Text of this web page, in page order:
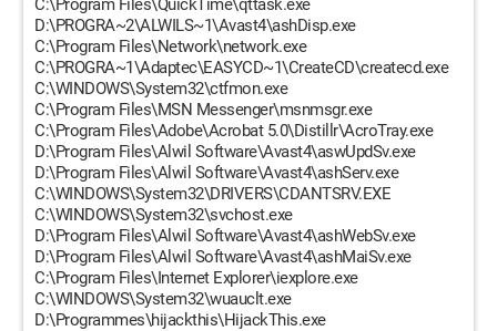
C:\Program Files\QuickTime\qttask.exe
D:\PROGRA~2\ALWILS~1\Avast4\ashDisp.exe
C:\Program Files\Network\network.exe
C:\PROGRA~1\Adaptec\EASYCD~1\CreateCD\createcd.exe
C:\WINDOWS\System32\ctfmon.exe
C:\Program Files\MSN Messenger\msnmsgr.exe
C:\Program Files\Adobe\Acrobat 5.0\Distillr\AcroTray.exe
D:\Program Files\Alwil Software\Avast4\aswUpdSv.exe
D:\Program Files\Alwil Software\Avast4\ashServ.exe
C:\WINDOWS\System32\DRIVERS\CDANTSRV.EXE
C:\WINDOWS\System32\svchost.exe
D:\Program Files\Alwil Software\Avast4\ashWebSv.exe
D:\Program Files\Alwil Software\Avast4\ashMaiSv.exe
C:\Program Files\Internet Explorer\iexplore.exe
C:\WINDOWS\System32\wuauclt.exe
D:\Programmes\hijackthis\HijackThis.exe